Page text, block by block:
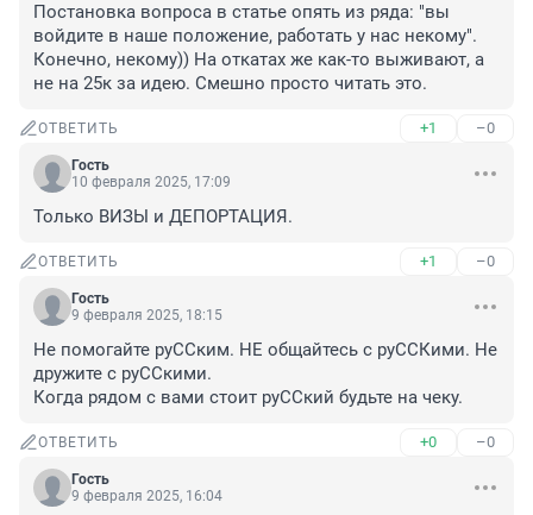
Постановка вопроса в статье опять из ряда: "вы
войдите в наше положение, работать у нас некому".
Конечно, некому)) На откатах же как-то выживают, а
не на 25к за идею. Смешно просто читать это.
ОТВЕТИТЬ +1 –0
Гость
10 февраля 2025, 17:09
Только ВИЗЫ и ДЕПОРТАЦИЯ.
ОТВЕТИТЬ +1 –0
Гость
9 февраля 2025, 18:15
Не помогайте руССким. НЕ общайтесь с руССКими. Не
дружите с руССкими.
Когда рядом с вами стоит руССкий будьте на чеку.
ОТВЕТИТЬ +0 –0
Гость
9 февраля 2025, 16:04